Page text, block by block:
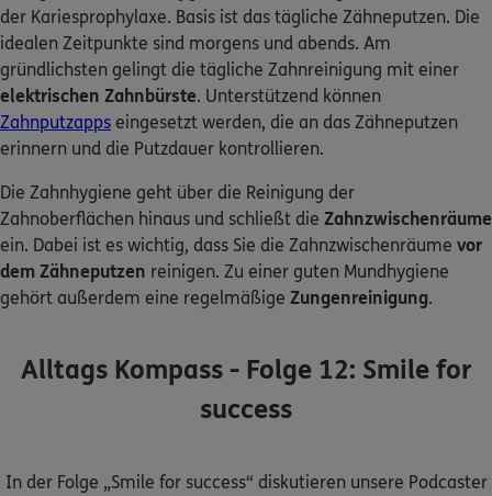
der Kariesprophylaxe. Basis ist das tägliche Zähneputzen. Die
idealen Zeitpunkte sind morgens und abends. Am
gründlichsten gelingt die tägliche Zahnreinigung mit einer
elektrischen Zahnbürste. Unterstützend können
Zahnputzapps eingesetzt werden, die an das Zähneputzen
erinnern und die Putzdauer kontrollieren.
Die Zahnhygiene geht über die Reinigung der
Zahnoberflächen hinaus und schließt die Zahnzwischenräume
ein. Dabei ist es wichtig, dass Sie die Zahnzwischenräume vor
dem Zähneputzen reinigen. Zu einer guten Mundhygiene
gehört außerdem eine regelmäßige Zungenreinigung.
Alltags Kompass - Folge 12: Smile for
success
In der Folge „Smile for success“ diskutieren unsere Podcaster